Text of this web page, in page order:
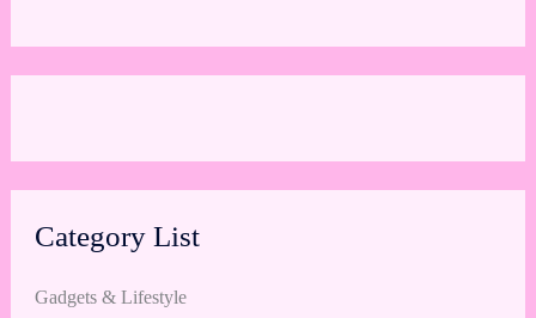
Category List
Gadgets & Lifestyle